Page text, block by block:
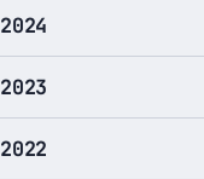
2024
2023
2022